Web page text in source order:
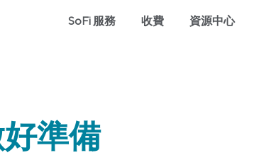
SoFi 服務 收費 資源中心
準備